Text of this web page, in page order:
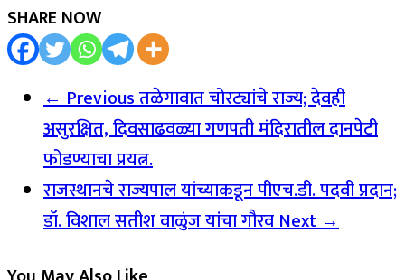
SHARE NOW
← Previousतळेगावात चोरट्यांचे राज्य; देवही
असुरक्षित, दिवसाढवळ्या गणपती मंदिरातील दानपेटी
फोडण्याचा प्रयत्न.
राजस्थानचे राज्यपाल यांच्याकडून पीएच.डी. पदवी प्रदान;
डॉ. विशाल सतीश वाळुंज यांचा गौरवNext →